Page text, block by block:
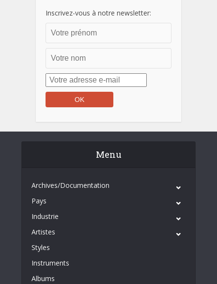
Inscrivez-vous à notre newsletter:
Menu
Archives/Documentation
Pays
Industrie
Artistes
Styles
Instruments
Albums